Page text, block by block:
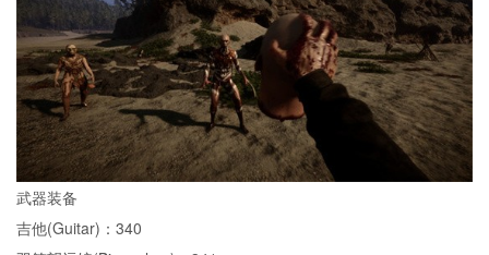
武器装备
吉他(Guitar)：340